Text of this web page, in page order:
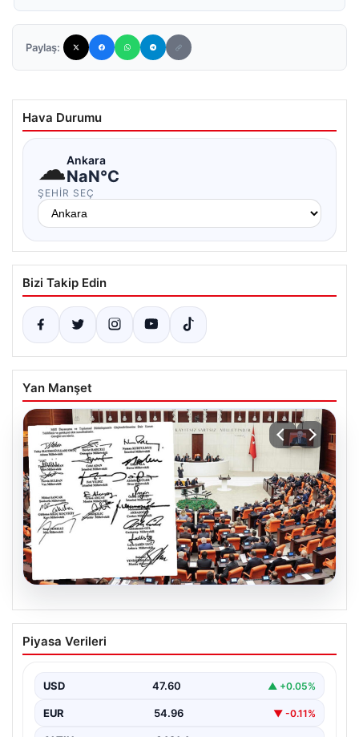
Paylaş:
Hava Durumu
☁Ankara
NaN°C
ŞEHIR SEÇ
Bizi Takip Edin
Yan Manşet
05.08.2026
Terörle Mücadelede Tarihi Adım: Yeni
Çerçeve Yasa Teklifi TBMM’ye Sunuldu
güçlendirmeye yönelik kapsamlı bir hukuki altyapı
oluşturmak…
Piyasa Verileri
USD 47.60 ▲ +0.05%
EUR 54.96 ▼ -0.11%